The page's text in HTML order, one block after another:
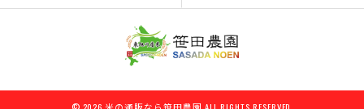
© 2026 米の通販なら笹田農園 ALL RIGHTS RESERVED.